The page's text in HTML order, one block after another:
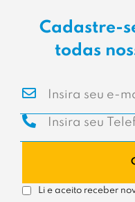
Cadastre-
todas
Li e aceito receber